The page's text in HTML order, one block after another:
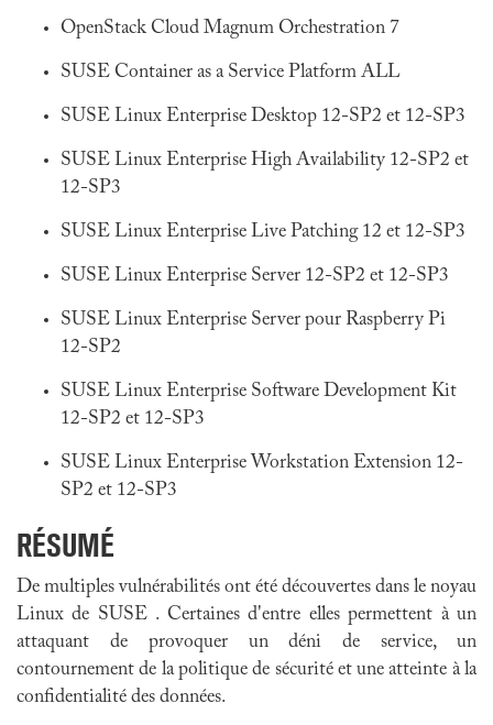
OpenStack Cloud Magnum Orchestration 7
SUSE Container as a Service Platform ALL
SUSE Linux Enterprise Desktop 12-SP2 et 12-SP3
SUSE Linux Enterprise High Availability 12-SP2 et
12-SP3
SUSE Linux Enterprise Live Patching 12 et 12-SP3
SUSE Linux Enterprise Server 12-SP2 et 12-SP3
SUSE Linux Enterprise Server pour Raspberry Pi
12-SP2
SUSE Linux Enterprise Software Development Kit
12-SP2 et 12-SP3
SUSE Linux Enterprise Workstation Extension 12-
SP2 et 12-SP3
RÉSUMÉ
De multiples vulnérabilités ont été découvertes dans le noyau
Linux de SUSE . Certaines d'entre elles permettent à un
attaquant de provoquer un déni de service, un
contournement de la politique de sécurité et une atteinte à la
confidentialité des données.